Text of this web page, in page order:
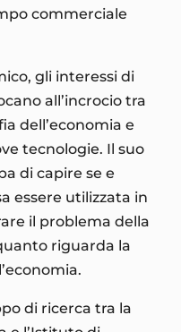
commerciale
gli interessi di
all’incrocio tra
dell’economia e
tecnologie. Il suo
di capire se e
essere utilizzata in
il problema della
riguarda la
di ricerca tra la